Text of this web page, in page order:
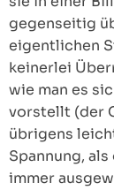
gegenseitig
eigentlichen
keinerlei
wie man es
vorstellt (der
übrigens
Spannung,
immer